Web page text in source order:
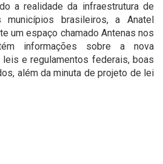
a realidade da infraestrutura de
municípios brasileiros, a Anatel
um espaço chamado Antenas nos
informações sobre a nova
leis e regulamentos federais, boas
além da minuta de projeto de lei